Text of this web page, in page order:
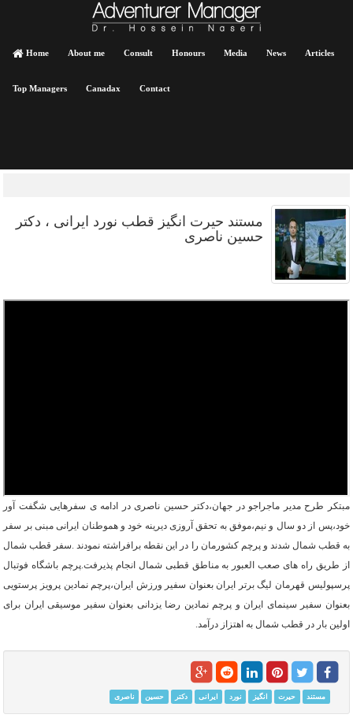
Home About me Consult Honours Media News Articles
Top Managers Canadax Contact
مستند حیرت انگیز قطب نورد ایرانی ، دکتر
حسین ناصری
مبتکر طرح مدیر ماجراجو در جهان،دکتر حسین ناصری در ادامه ی سفرهایی شگفت آور
خود،پس از دو سال و نیم،موفق به تحقق آروزی دیرینه خود و هموطنان ایرانی مبنی بر سفر
به قطب شمال شدند و پرچم کشورمان‌ را در این نقطه برافراشته نمودند .سفر قطب شمال
از طریق راه های صعب العبور به مناطق قطبی شمال انجام پذیرفت.پرچم باشگاه فوتبال
پرسپولیس قهرمان لیگ برتر ایران بعنوان سفیر ورزش ایران،پرچم نمادین پرویز پرستویی
بعنوان سفیر سینمای ایران و پرچم نمادین رضا یزدانی بعنوان سفیر موسیقی ایران برای
اولین بار در قطب شمال به اهتزاز درآمد.
مستند حیرت انگیز نورد ایرانی دکتر حسین ناصری